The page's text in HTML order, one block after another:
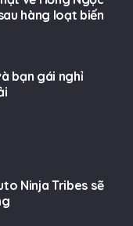
hàng loạt biến
bạn gái nghỉ
Ninja Tribes sẽ